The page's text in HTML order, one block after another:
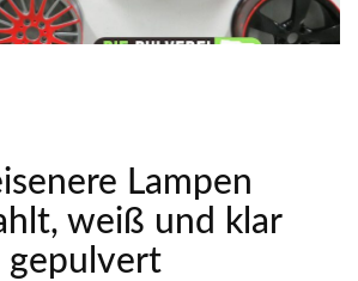
Lampen
weiß und klar
gepulvert